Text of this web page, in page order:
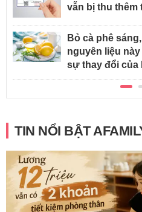
vẫn bị thu thêm
Bỏ cà phê
nguyên liệu
sự thay đổi của
TIN NỔI BẬT